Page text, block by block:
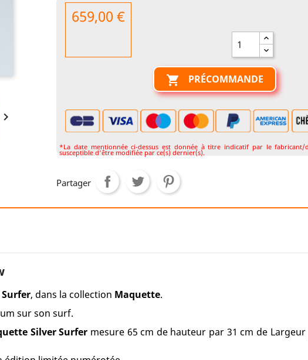

659,00 €
 PRÉCOMMANDE
*La date mentionnée ci-dessus est donnée à titre indicatif par le fabricant/
susceptible d'être modifiée par ce(s) dernier(s).
Partager
, dans la collection Maquette.
sur son surf.
Silver Surfer mesure 65 cm de hauteur par 31 cm de